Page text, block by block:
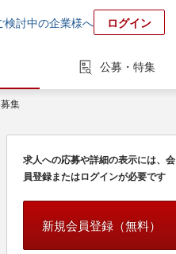
検討中の企業様へ ログイン
公募・特集
集
求人への応募や詳細の表示には、会
員登録またはログインが必要です
新規会員登録（無料）